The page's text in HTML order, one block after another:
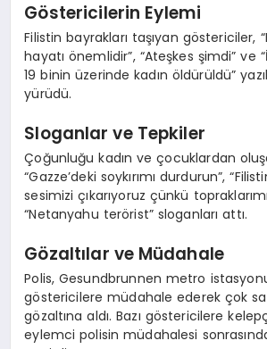
Göstericilerin Eylemi
Filistin bayrakları taşıyan göstericiler,
hayatı önemlidir”, “Ateşkes şimdi” ve
19 binin üzerinde kadın öldürüldü”
yürüdü.
Sloganlar ve Tepkiler
Çoğunluğu kadın ve çocuklardan
“Gazze’deki soykırımı durdurun”,
sesimizi çıkarıyoruz çünkü
“Netanyahu terörist” sloganları attı.
Gözaltılar ve Müdahale
Polis, Gesundbrunnen metro
göstericilere müdahale ederek çok
gözaltına aldı. Bazı göstericilere
eylemci polisin müdahalesi